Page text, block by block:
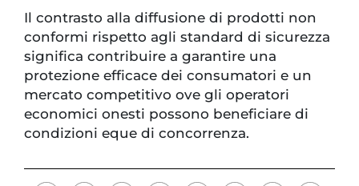
Il contrasto alla diffusione di prodotti non
conformi rispetto agli standard di sicurezza
significa contribuire a garantire una
protezione efficace dei consumatori e un
mercato competitivo ove gli operatori
economici onesti possono beneficiare di
condizioni eque di concorrenza.